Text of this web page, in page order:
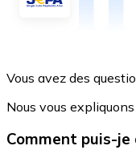
Vous avez des
Nous vous
Comment puis-